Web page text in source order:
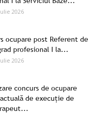
2026
ocupare post Referent de
profesional I la...
2026
concurs de ocupare
de execuție de